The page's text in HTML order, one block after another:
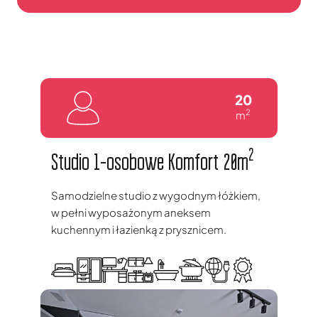
20
m2
Studio 1-osobowe Komfort 20m2
Samodzielne studio z wygodnym łóżkiem,
w pełni wyposażonym aneksem
kuchennym i łazienką z prysznicem.